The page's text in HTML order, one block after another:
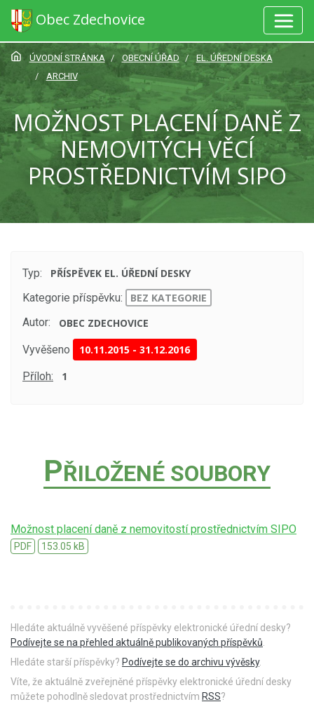
Obec Zdechovice
ÚVODNÍ STRÁNKA OBECNÍ ÚŘAD
EL. ÚŘEDNÍ DESKA
ARCHIV
MOŽNOST PLACENÍ DANĚ Z
NEMOVITÝCH VĚCÍ
PROSTŘEDNICTVÍM SIPO
Typ:
PŘÍSPĚVEK EL. ÚŘEDNÍ DESKY
Kategorie příspěvku:
BEZ KATEGORIE
Autor:
OBEC ZDECHOVICE
Vyvěšeno 10.11.2015 -31.12.2016
Příloh: 1
PŘILOŽENÉ SOUBORY
Možnost placení daně z nemovitostí prostřednictvím SIPO
PDF 153.05 kB
Hledáte aktuálně vyvěšené příspěvky elektronické úřední desky?
Podívejte se na přehled aktuálně publikovaných příspěvků
Hledáte starší příspěvky? Podívejte se do archivu vývěsky.
Víte, že aktuálně zveřejněné příspěvky elektronické úřední desky
můžete pohodlně sledovat prostřednictvím RSS?